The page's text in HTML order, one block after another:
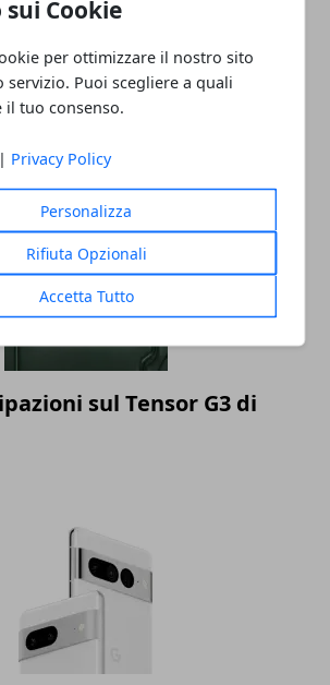
sui Cookie
per ottimizzare il nostro sito
servizio. Puoi scegliere a quali
il tuo consenso.
| Privacy Policy
Personalizza
Rifiuta Opzionali
Accetta Tutto
sul Tensor G3 di